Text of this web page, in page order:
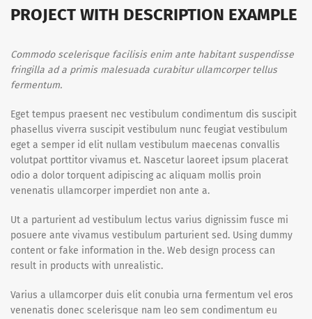
PROJECT WITH DESCRIPTION EXAMPLE
Commodo scelerisque facilisis enim ante habitant suspendisse
fringilla ad a primis malesuada curabitur ullamcorper tellus
fermentum.
Eget tempus praesent nec vestibulum condimentum dis suscipit
phasellus viverra suscipit vestibulum nunc feugiat vestibulum
eget a semper id elit nullam vestibulum maecenas convallis
volutpat porttitor vivamus et. Nascetur laoreet ipsum placerat
odio a dolor torquent adipiscing ac aliquam mollis proin
venenatis ullamcorper imperdiet non ante a.
Ut a parturient ad vestibulum lectus varius dignissim fusce mi
posuere ante vivamus vestibulum parturient sed. Using dummy
content or fake information in the. Web design process can
result in products with unrealistic.
Varius a ullamcorper duis elit conubia urna fermentum vel eros
venenatis donec scelerisque nam leo sem condimentum eu